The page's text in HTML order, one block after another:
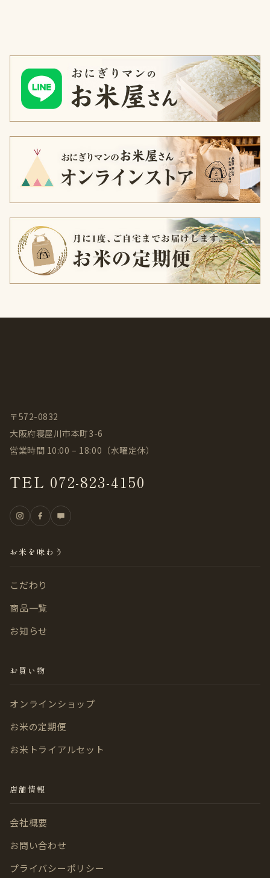
〒572-0832
大阪府寝屋川市本町3-6
営業時間 10:00 – 18:00（水曜定休）
TEL 072-823-4150
お米を味わう
こだわり
商品一覧
お知らせ
お買い物
オンラインショップ
お米の定期便
お米トライアルセット
店舗情報
会社概要
お問い合わせ
プライバシーポリシー